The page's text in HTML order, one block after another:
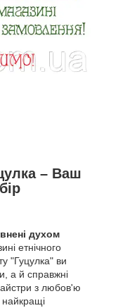
– Ваш
духом
етнічного
"Гуцулка" ви
а й справжні
з любов'ю